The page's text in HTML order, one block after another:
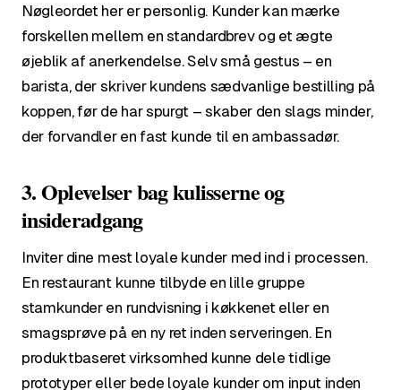
Nøgleordet her er personlig. Kunder kan mærke
forskellen mellem en standardbrev og et ægte
øjeblik af anerkendelse. Selv små gestus – en
barista, der skriver kundens sædvanlige bestilling på
koppen, før de har spurgt – skaber den slags minder,
der forvandler en fast kunde til en ambassadør.
3. Oplevelser bag kulisserne og
insideradgang
Inviter dine mest loyale kunder med ind i processen.
En restaurant kunne tilbyde en lille gruppe
stamkunder en rundvisning i køkkenet eller en
smagsprøve på en ny ret inden serveringen. En
produktbaseret virksomhed kunne dele tidlige
prototyper eller bede loyale kunder om input inden